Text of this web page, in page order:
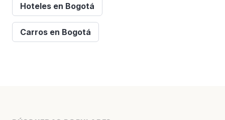
Hoteles en Bogotá
Carros en Bogotá